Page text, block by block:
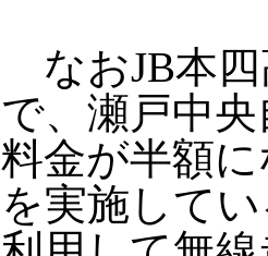
なおJB本四
で、瀬戸中
料金が半額
を実施して